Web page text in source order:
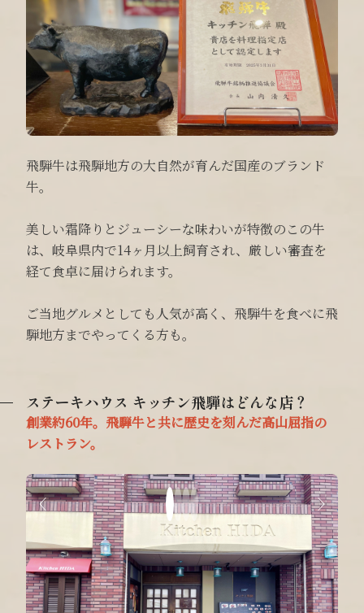
飛騨牛は飛騨地方の大自然が育んだ国産のブランド
牛。
美しい霜降りとジューシーな味わいが特徴のこの牛
は、岐阜県内で14ヶ月以上飼育され、厳しい審査を
経て食卓に届けられます。
ご当地グルメとしても人気が高く、飛騨牛を食べに飛
騨地方までやってくる方も。
ステーキハウス キッチン飛騨はどんな店？
創業約60年。飛騨牛と共に歴史を刻んだ高山屈指の
レストラン。